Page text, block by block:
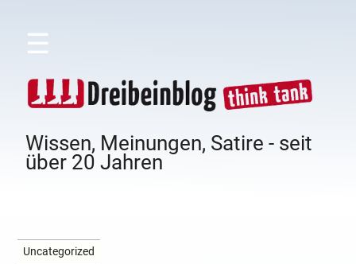
☰
Wissen, Meinungen, Satire - seit
über 20 Jahren
Uncategorized